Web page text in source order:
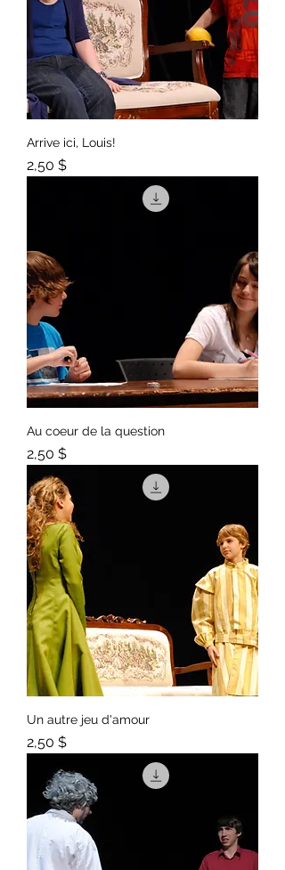
Arrive ici, Louis!
Prix
2,50 $
Au coeur de la question
Prix
2,50 $
Un autre jeu d'amour
Prix
2,50 $